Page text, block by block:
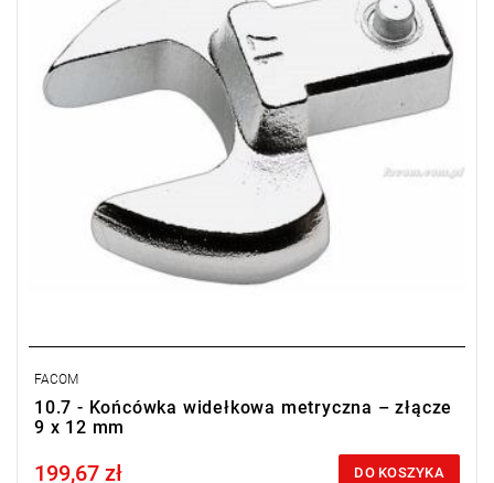
FACOM
10.7 - Końcówka widełkowa metryczna – złącze
9 x 12 mm
Price tax included
199,67 zł DO KOSZYKA